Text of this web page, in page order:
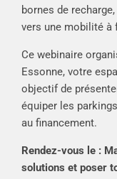
bornes de
vers une mobilité à
Ce webinaire
Essonne, votre
objectif de
équiper les
au financement.
Rendez-vous le :
solutions et poser